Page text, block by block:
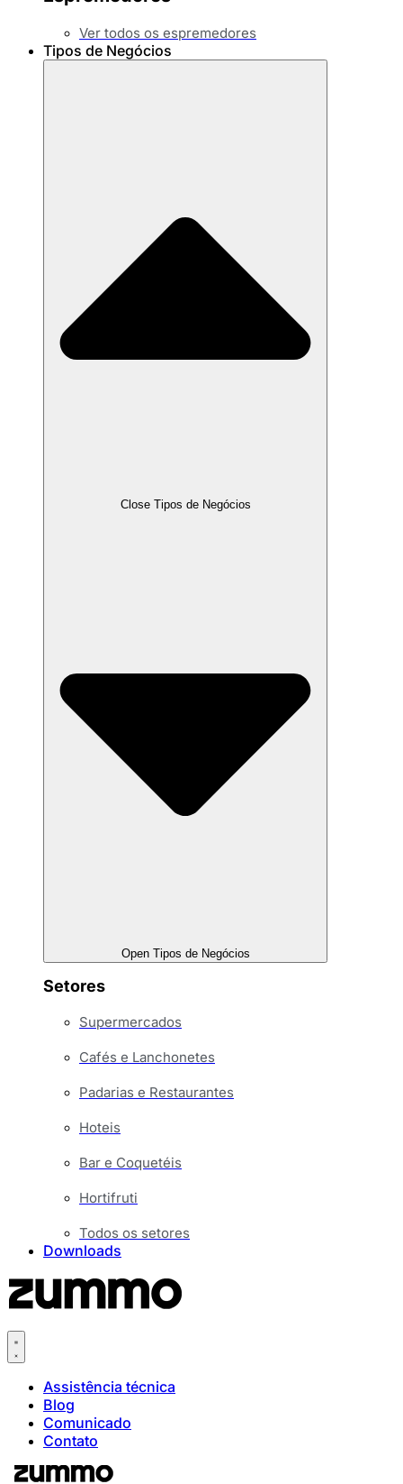
Ver todos os espremedores
Tipos de Negócios
Close Tipos de Negócios
Open Tipos de Negócios
Setores
Supermercados
Cafés e Lanchonetes
Padarias e Restaurantes
Hoteis
Bar e Coquetéis
Hortifruti
Todos os setores
Downloads
Assistência técnica
Blog
Comunicado
Contato